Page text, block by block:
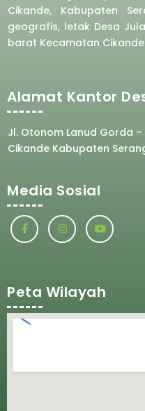
Cikande, Kabupaten
geografis, letak Desa
barat Kecamatan
Alamat Kantor
Jl. Otonom Lanud Gorda
Cikande Kabupaten
Media Sosial
Peta Wilayah